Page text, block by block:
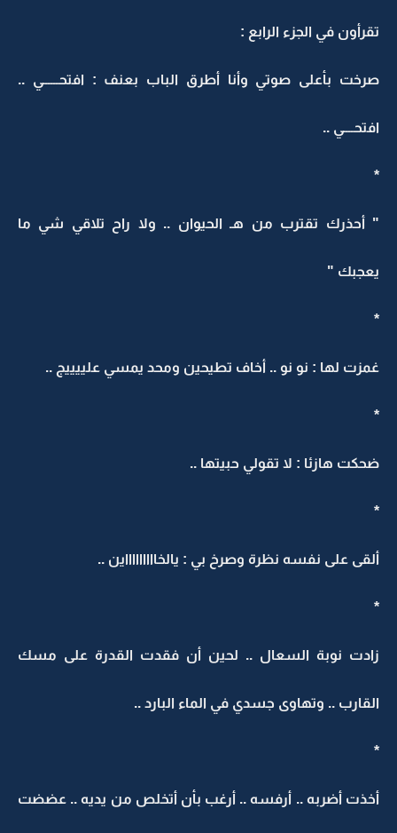
تقرأون في الجزء الرابع :
صرخت بأعلى صوتي وأنا أطرق الباب بعنف : افتحــــــي ..
افتحــــي ..
*
" أحذرك تقترب من هـ الحيوان .. ولا راح تلاقي شي ما
يعجبك "
*
غمزت لها : نو نو .. أخاف تطيحين ومحد يمسي علييييج ..
*
ضحكت هازئا : لا تقولي حبيتها ..
*
ألقى على نفسه نظرة وصرخ بي : يالخاااااااااين ..
*
زادت نوبة السعال .. لحين أن فقدت القدرة على مسك
القارب .. وتهاوى جسدي في الماء البارد ..
*
أخذت أضربه .. أرفسه .. أرغب بأن أتخلص من يديه .. عضضت